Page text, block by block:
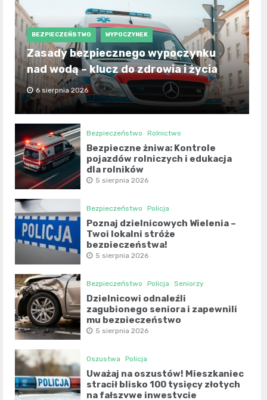
BEZPIECZEŃSTWO WYPOCZYNEK
Zasady bezpiecznego wypoczynku
nad wodą – klucz do zdrowia i życia
6 sierpnia 2026
Bezpieczeństwo Rolnictwo
Bezpieczne żniwa: Kontrole
pojazdów rolniczych i edukacja
dla rolników
5 sierpnia 2026
Bezpieczeństwo Policja
Poznaj dzielnicowych Wielenia –
Twoi lokalni stróże
bezpieczeństwa!
5 sierpnia 2026
Bezpieczeństwo Policja Seniorzy
Dzielnicowi odnaleźli
zagubionego seniora i zapewnili
mu bezpieczeństwo
5 sierpnia 2026
Oszustwa Policja
Uważaj na oszustów! Mieszkaniec
stracił blisko 100 tysięcy złotych
na fałszywe inwestycje